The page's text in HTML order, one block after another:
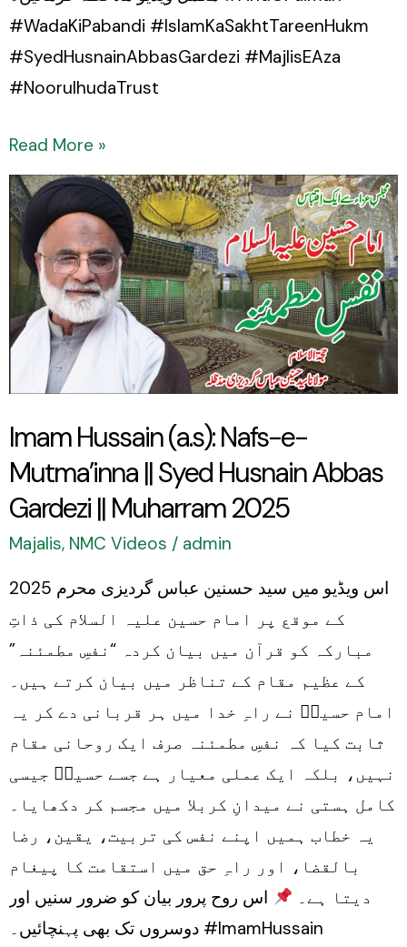
#WadaKiPabandi #IslamKaSakhtTareenHukm
#SyedHusnainAbbasGardezi #MajlisEAza
#NoorulhudaTrust
Read More »
Imam Hussain (a.s): Nafs-e-
Mutma’inna || Syed Husnain Abbas
Gardezi || Muharram 2025
Majalis, NMC Videos / admin
اس ویڈیو میں سید حسنین عباس گردیزی محرم 2025
کے موقع پر امام حسین علیہ السلام کی ذاتِ
مبارکہ کو قرآن میں بیان کردہ “نفسِ مطمئنہ”
کے عظیم مقام کے تناظر میں بیان کرتے ہیں۔
امام حسینؑ نے راہِ خدا میں ہر قربانی دے کر یہ
ثابت کیا کہ نفسِ مطمئنہ صرف ایک روحانی مقام
نہیں، بلکہ ایک عملی معیار ہے جسے حسینؑ جیسی
کامل ہستی نے میدانِ کربلا میں مجسم کر دکھایا۔
یہ خطاب ہمیں اپنے نفس کی تربیت، یقین، رضا
بالقضا، اور راہِ حق میں استقامت کا پیغام
دیتا ہے۔
اس روح پرور بیان کو ضرور سنیں اور
دوسروں تک بھی پہنچائیں۔ #ImamHussain
Imam
Hussain
(a.s):
Nafs-
e-
Mutma’inna
Husnain
Abbas
Gardezi
Muharram
2025